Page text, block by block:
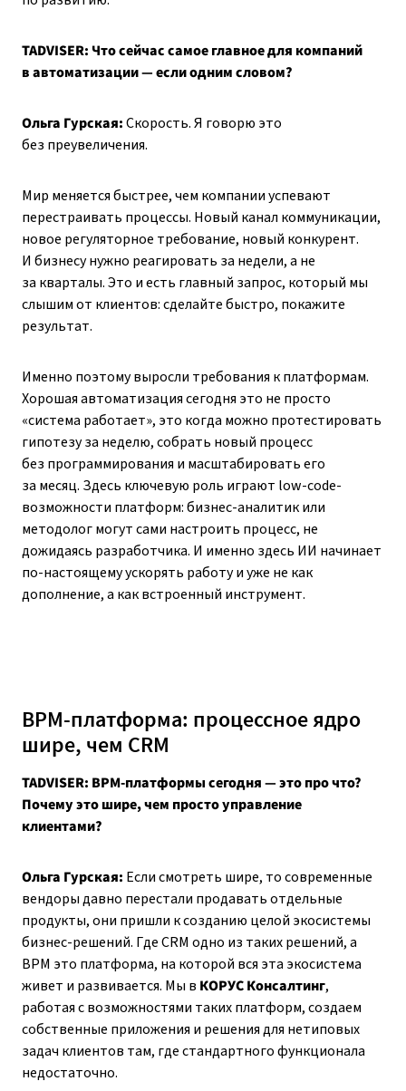
TADVISER: Что сейчас самое главное для компаний
в автоматизации — если одним словом?
Ольга Гурская:Скорость. Я говорю это
без преувеличения.
Мир меняется быстрее, чем компании успевают
перестраивать процессы. Новый канал коммуникации,
новое регуляторное требование, новый конкурент.
И бизнесу нужно реагировать за недели, а не
за кварталы. Это и есть главный запрос, который мы
слышим от клиентов: сделайте быстро, покажите
результат.
Именно поэтому выросли требования к платформам.
Хорошая автоматизация сегодня это не просто
«система работает», это когда можно протестировать
гипотезу за неделю, собрать новый процесс
без программирования и масштабировать его
за месяц. Здесь ключевую роль играют low-code-
возможности платформ: бизнес-аналитик или
методолог могут сами настроить процесс, не
дожидаясь разработчика. И именно здесь ИИ начинает
по-настоящему ускорять работу и уже не как
дополнение, а как встроенный инструмент.
BPM-платформа: процессное ядро
шире, чем CRM
TADVISER: BPM-платформы сегодня — это про что?
Почему это шире, чем просто управление
клиентами?
Ольга Гурская: Если смотреть шире, то современные
вендоры давно перестали продавать отдельные
продукты, они пришли к созданию целой экосистемы
бизнес-решений. Где CRM одно из таких решений, а
BPM это платформа, на которой вся эта экосистема
живет и развивается. Мы в КОРУС Консалтинг,
работая с возможностями таких платформ, создаем
собственные приложения и решения для нетиповых
задач клиентов там, где стандартного функционала
недостаточно.